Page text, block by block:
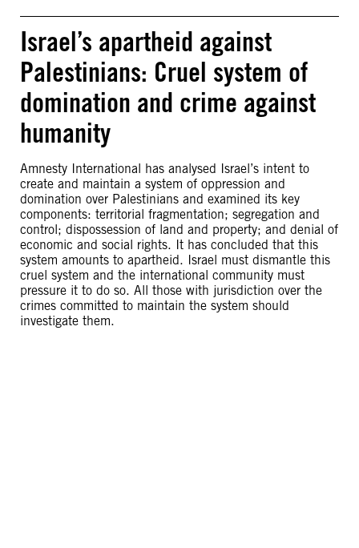
Israel’s apartheid against
Palestinians: Cruel system of
domination and crime against
humanity
Amnesty International has analysed Israel’s intent to
create and maintain a system of oppression and
domination over Palestinians and examined its key
components: territorial fragmentation; segregation and
control; dispossession of land and property; and denial of
economic and social rights. It has concluded that this
system amounts to apartheid. Israel must dismantle this
cruel system and the international community must
pressure it to do so. All those with jurisdiction over the
crimes committed to maintain the system should
investigate them.